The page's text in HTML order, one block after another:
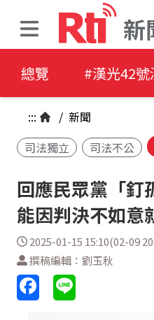
新
總覽 #漢光42號
::: / 新聞
司法獨立
司法不公
回應民眾黨「釘
能因判決不如意
2025-01-15 15:10(02-09
撰稿編輯：劉玉秋